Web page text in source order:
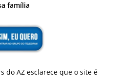
família
do AZ esclarece que o site é